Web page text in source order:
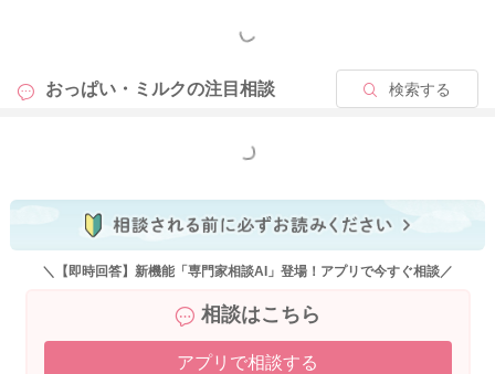
もっと見る
おっぱい・ミルクの注目相談 検索する
もっと見る
＼【即時回答】新機能「専門家相談AI」登場！アプリで今すぐ相談／
相談はこちら
アプリで相談する